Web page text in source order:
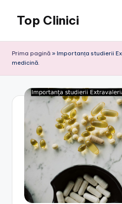
content
Top Clinici
Prima pagină » Importanța studierii
medicină.